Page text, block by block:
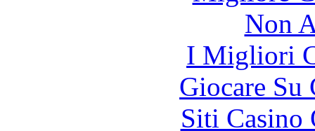
Non
I Migliori
Giocare Su
Siti Casino